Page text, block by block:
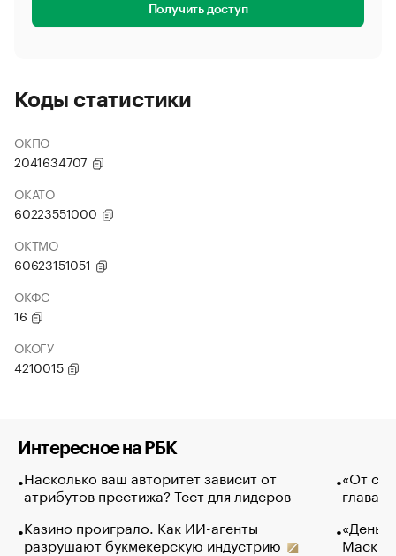
Получить доступ
Коды статистики
ОКПО
2041634707
ОКАТО
60223551000
ОКТМО
60623151051
ОКФС
16
ОКОГУ
4210015
Интересное на РБК
Насколько ваш авторитет зависит от
атрибутов престижа? Тест для лидеров
Казино проиграло. Как ИИ-агенты
разрушают букмекерскую индустрию
«От
глава
Маск в